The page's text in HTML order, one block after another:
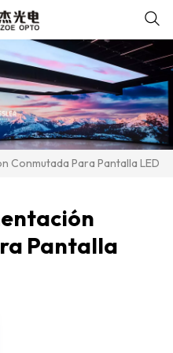
Conmutada Para Pantalla LED
Pantalla